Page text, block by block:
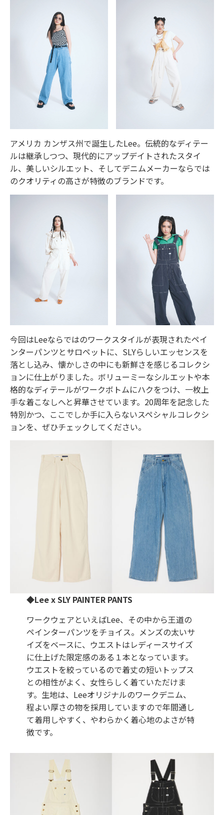
アメリカ カンザス州で誕生したLee。伝統的なディテー
ルは継承しつつ、現代的にアップデイトされたスタイ
ル、美しいシルエット、そしてデニムメーカーならでは
のクオリティの高さが特徴のブランドです。
今回はLeeならではのワークスタイルが表現されたペイ
ンターパンツとサロペットに、SLYらしいエッセンスを
落とし込み、懐かしさの中にも新鮮さを感じるコレクシ
ョンに仕上がりました。ボリューミーなシルエットや本
格的なディテールがワークボトムにハクをつけ、一枚上
手な着こなしへと昇華させています。20周年を記念した
特別かつ、ここでしか手に入らないスペシャルコレクシ
ョンを、ぜひチェックしてください。
◆Lee x SLY PAINTER PANTS
ワークウェアといえばLee、その中から王道の
ペインターパンツをチョイス。メンズの太いサ
イズをベースに、ウエストはレディースサイズ
に仕上げた限定感のある１本となっています。
ウエストを絞っているので着丈の短いトップス
との相性がよく、女性らしく着ていただけま
す。生地は、Leeオリジナルのワークデニム、
程よい厚さの物を採用していますので年間通し
て着用しやすく、やわらかく着心地のよさが特
徴です。